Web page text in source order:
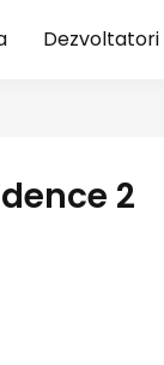
Dezvoltatori
2